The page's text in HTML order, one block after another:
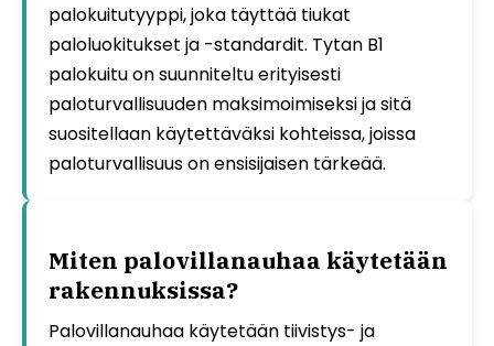
palokuitutyyppi, joka täyttää tiukat
paloluokitukset ja -standardit. Tytan B1
palokuitu on suunniteltu erityisesti
paloturvallisuuden maksimoimiseksi ja sitä
suositellaan käytettäväksi kohteissa, joissa
paloturvallisuus on ensisijaisen tärkeää.
Miten palovillanauhaa käytetään
rakennuksissa?
Palovillanauhaa käytetään tiivistys- ja